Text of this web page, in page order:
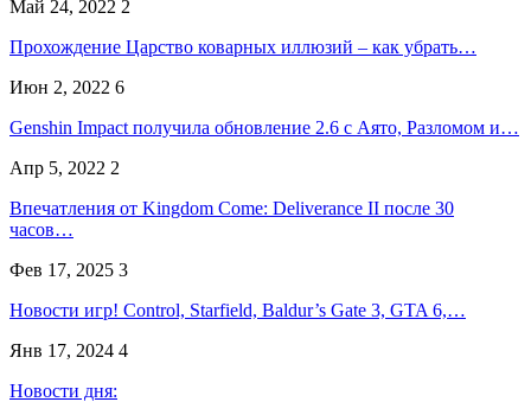
Май 24, 2022 2
Прохождение Царство коварных иллюзий – как убрать…
Июн 2, 2022 6
Genshin Impact получила обновление 2.6 с Аято, Разломом и…
Апр 5, 2022 2
Впечатления от Kingdom Come: Deliverance II после 30
часов…
Фев 17, 2025 3
Новости игр! Control, Starfield, Baldur’s Gate 3, GTA 6,…
Янв 17, 2024 4
Новости дня: